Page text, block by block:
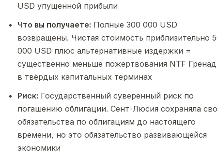
USD упущенной прибыли
Что вы получаете: Полные 300 000 USD
возвращены. Чистая стоимость приблизительно
000 USD плюс альтернативные издержки =
существенно меньше пожертвования NTF
в твёрдых капитальных терминах
Риск: Государственный суверенный риск по
погашению облигации. Сент-Люсия сохраняла
обязательства по облигациям до настоящего
времени, но это обязательство развивающейся
экономики